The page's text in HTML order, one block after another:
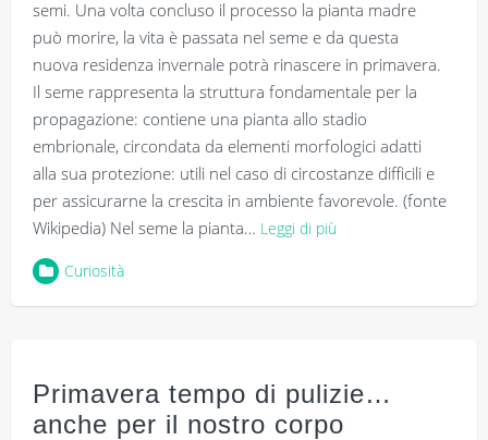
semi. Una volta concluso il processo la pianta madre
può morire, la vita è passata nel seme e da questa
nuova residenza invernale potrà rinascere in primavera.
Il seme rappresenta la struttura fondamentale per la
propagazione: contiene una pianta allo stadio
embrionale, circondata da elementi morfologici adatti
alla sua protezione: utili nel caso di circostanze difficili e
per assicurarne la crescita in ambiente favorevole. (fonte
Wikipedia) Nel seme la pianta… Leggi di più
Curiosità
Primavera tempo di pulizie…
anche per il nostro corpo